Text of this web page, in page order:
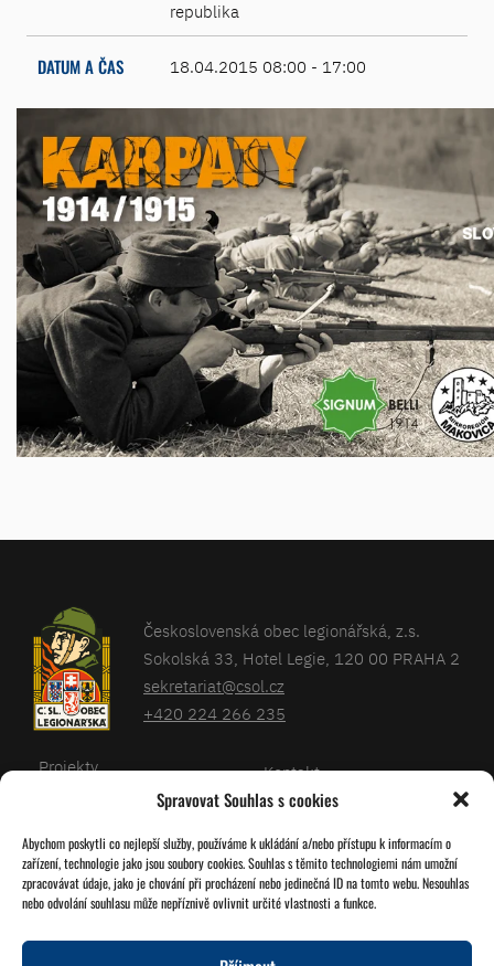
Spravovat Souhlas s cookies
Abychom poskytli co nejlepší služby, používáme k ukládání a/nebo přístupu k informacím o
zařízení, technologie jako jsou soubory cookies. Souhlas s těmito technologiemi nám umožní
zpracovávat údaje, jako je chování při procházení nebo jedinečná ID na tomto webu. Nesouhlas
nebo odvolání souhlasu může nepříznivě ovlivnit určité vlastnosti a funkce.
republika
DATUM A ČAS 18.04.2015 08:00 - 17:00
Československá obec legionářská, z.s.
Sokolská 33, Hotel Legie, 120 00 PRAHA 2
sekretariat@csol.cz
+420 224 266 235
Projekty
Kalendář
O nás
Kontakt
Databáze legionářů
Pro členy
Zásady cookies